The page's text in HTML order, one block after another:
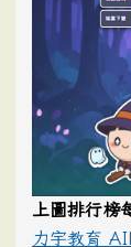
上圖排行榜
力宇教育